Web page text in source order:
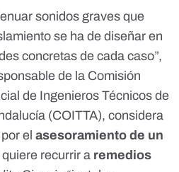
sonidos graves que
se ha de diseñar en
concretas de cada caso”,
de la Comisión
de Ingenieros Técnicos de
(COITTA), considera
el asesoramiento de un
recurrir a remedios